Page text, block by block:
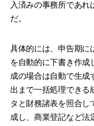
入済みの事務所であ
だ。
具体的には、申告期に
を自動的に下書き作成
成の場合は自動で生成
出まで一括処理できる
タと財務諸表を照合し
成し、商業登記など法